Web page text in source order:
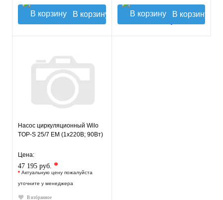
В корзину В корзину
Насос циркуляционный Wilo
TOP-S 25/7 EM (1х220В; 90Вт)
Цена:
47 195 руб. *
* Актуальную цену пожалуйста
уточните у менеджера
В избранное